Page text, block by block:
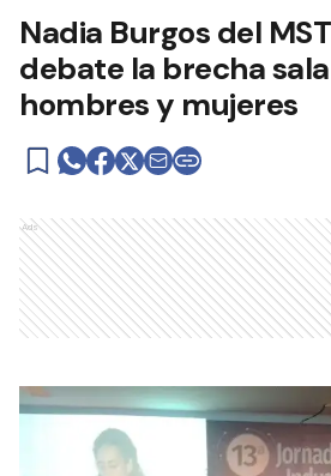
Nadia Burgos del
debate la brecha
hombres y mujeres
Ads